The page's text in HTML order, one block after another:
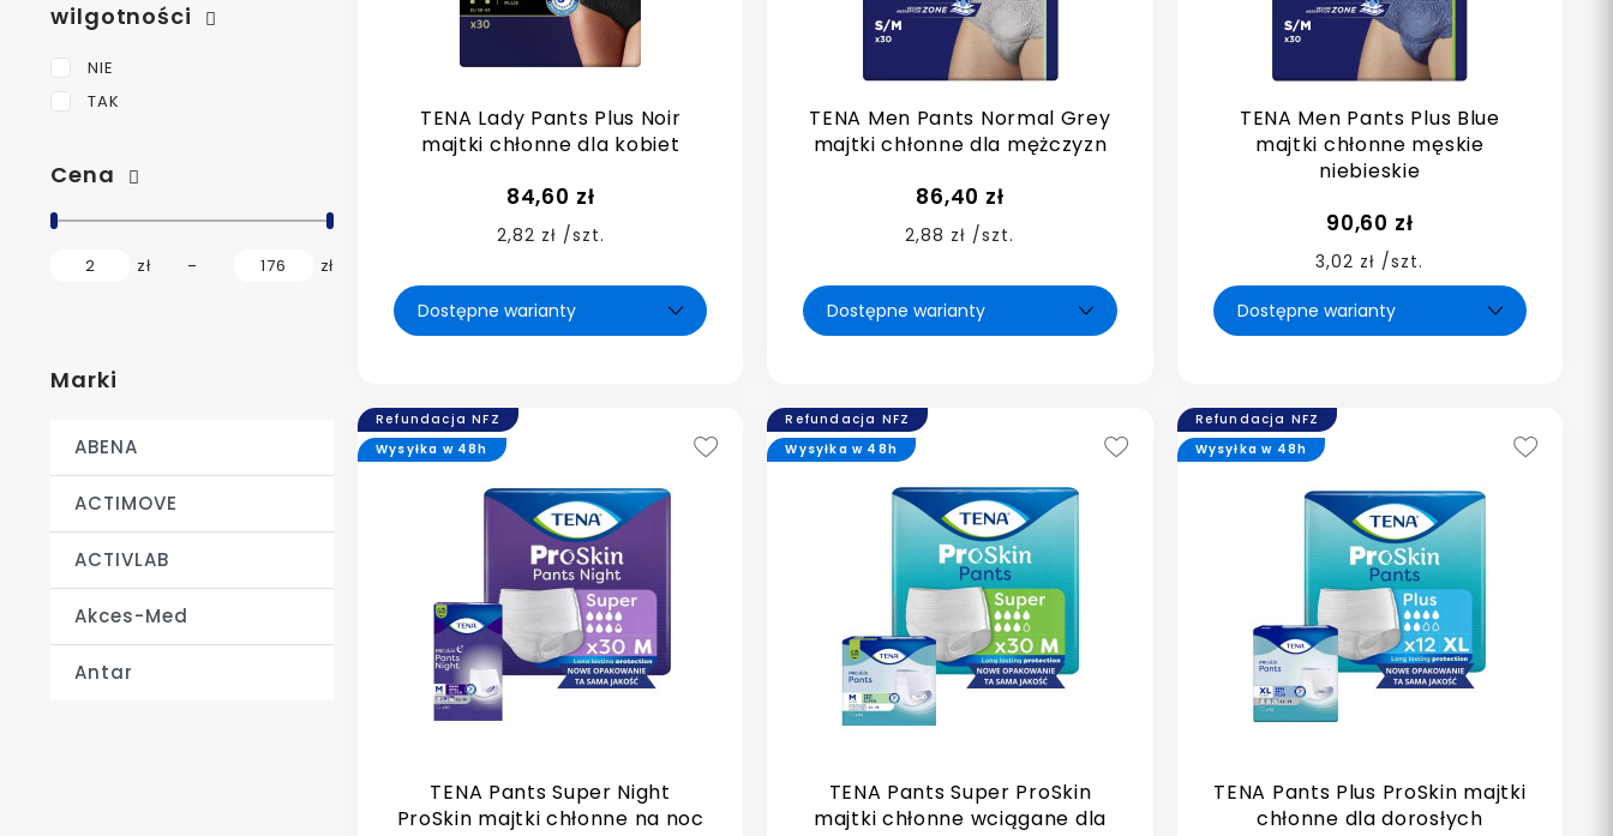
wilgotności
NIE
TAK
Cena
2 zł 176 zł
Marki
ABENA
ACTIMOVE
ACTIVLAB
Akces-Med
Antar
TENA Lady Pants Plus Noir
majtki chłonne dla kobiet
84,60 zł
2,82 zł /szt.
TENA Men Pants Normal Grey
majtki chłonne dla mężczyzn
86,40 zł
2,88 zł /szt.
TENA Men Pants Plus Blue
majtki chłonne męskie
niebieskie
90,60 zł
3,02 zł /szt.
Refundacja NFZ
TENA Pants Super Night
ProSkin majtki chłonne na noc
Wysyłka w 48h
Refundacja NFZ
TENA Pants Super ProSkin
majtki chłonne wciągane dla
Wysyłka w 48h
Refundacja NFZ
TENA Pants Plus ProSkin majtki
chłonne dla dorosłych
Wysyłka w 48h